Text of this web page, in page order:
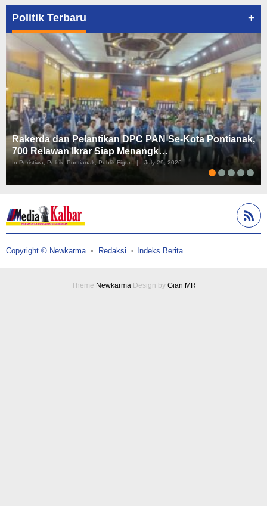
Politik Terbaru +
Rakerda dan Pelantikan DPC PAN Se-Kota Pontianak,
700 Relawan Ikrar Siap Menangk…
In Peristiwa, Politik, Pontianak, Publik Figur July 29, 2026
Copyright © Newkarma Redaksi Indeks Berita
Theme NewkarmaDesign by Gian MR